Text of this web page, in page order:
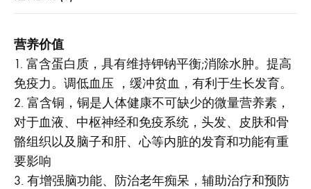
营养价值
1. 富含蛋白质，具有维持钾钠平衡;消除水肿。提高
免疫力。调低血压 ，缓冲贫血，有利于生长发育。
2. 富含铜，铜是人体健康不可缺少的微量营养素，
对于血液、中枢神经和免疫系统，头发、皮肤和骨
骼组织以及脑子和肝、心等内脏的发育和功能有重
要影响
3. 有增强脑功能、防治老年痴呆，辅助治疗和预防